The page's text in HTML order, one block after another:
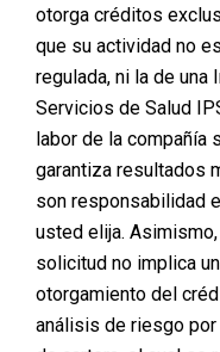
y
plástica es un
Planmed hemos
contrario. Nuestro
ágil y sin trabas
la transformación
ejemplo de ello: en
otorga créditos
que su actividad no
regulada, ni la de
Servicios de Salud
labor de la compañía
garantiza resultados
son responsabilidad
usted elija.
solicitud no implica
otorgamiento del
análisis de riesgo